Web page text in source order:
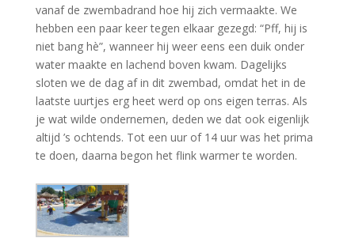
vanaf de zwembadrand hoe hij zich vermaakte. We
hebben een paar keer tegen elkaar gezegd: “Pff, hij is
niet bang hè”, wanneer hij weer eens een duik onder
water maakte en lachend boven kwam. Dagelijks
sloten we de dag af in dit zwembad, omdat het in de
laatste uurtjes erg heet werd op ons eigen terras. Als
je wat wilde ondernemen, deden we dat ook eigenlijk
altijd ’s ochtends. Tot een uur of 14 uur was het prima
te doen, daarna begon het flink warmer te worden.